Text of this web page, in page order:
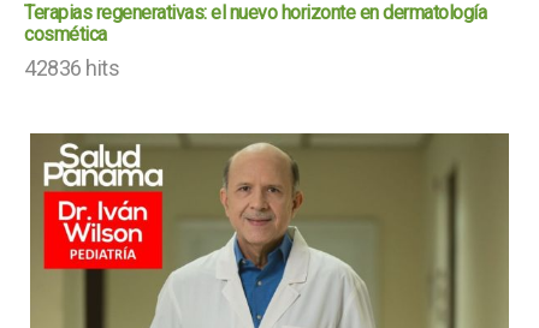
Terapias regenerativas: el nuevo horizonte en dermatología
cosmética
42836 hits